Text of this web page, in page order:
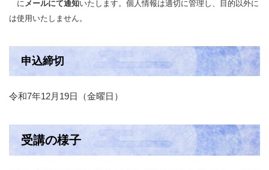
にメールにて通知 いたします。個人情報は適切に管理し、目的以外に
は使用いたしません。
申込締切
令和7年12月19日（金曜日）
受講の様子